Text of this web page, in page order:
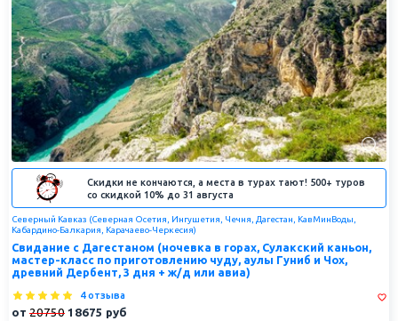
Скидки не кончаются, а места в турах тают! 500+ туров
со скидкой 10% до 31 августа
Северный Кавказ (Северная Осетия, Ингушетия, Чечня, Дагестан, КавМинВоды,
Кабардино-Балкария, Карачаево-Черкесия)
Свидание с Дагестаном (ночевка в горах, Сулакский каньон,
мастер-класс по приготовлению чуду, аулы Гуниб и Чох,
древний Дербент, 3 дня + ж/д или авиа)
4 отзыва
от 20750 18675 руб